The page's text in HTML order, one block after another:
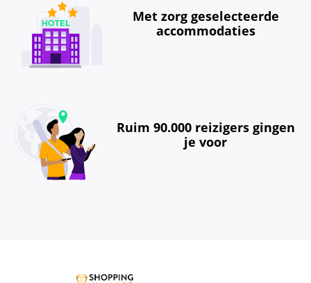
Met zorg geselecteerde
accommodaties
Ruim 90.000 reizigers gingen
je voor